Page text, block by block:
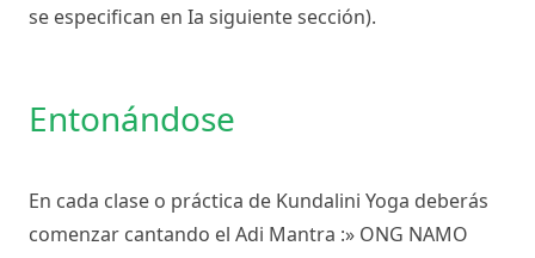
se especifican en Ia siguiente sección).
Entonándose
En cada clase o práctica de Kundalini Yoga deberás
comenzar cantando el Adi Mantra :» ONG NAMO